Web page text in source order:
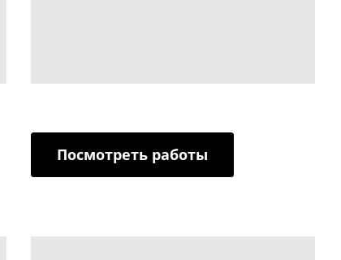
Посмотреть работы